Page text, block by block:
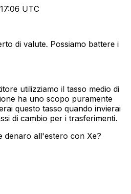
UTC
di valute. Possiamo battere i
utilizziamo il tasso medio di
ha uno scopo puramente
questo tasso quando invierai
di cambio per i trasferimenti.
denaro all'estero con Xe?